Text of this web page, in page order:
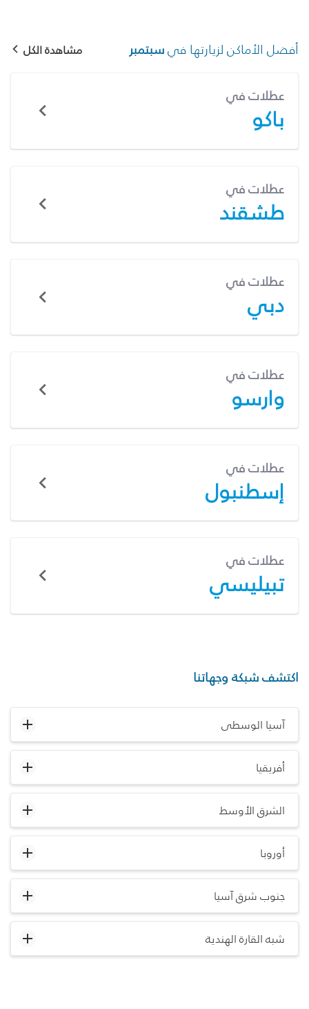
أفضل الأماكن لزيارتها فيسبتمبر مشاهدة الكل
عطلات في
باكو
عطلات في
طشقند
عطلات في
دبي
عطلات في
وارسو
عطلات في
إسطنبول
عطلات في
تبيليسي
اكتشف شبكة وجهاتنا
آسيا الوسطى
أفريقيا
الشرق الأوسط
أوروبا
جنوب شرق آسيا
شبه القارة الهندية